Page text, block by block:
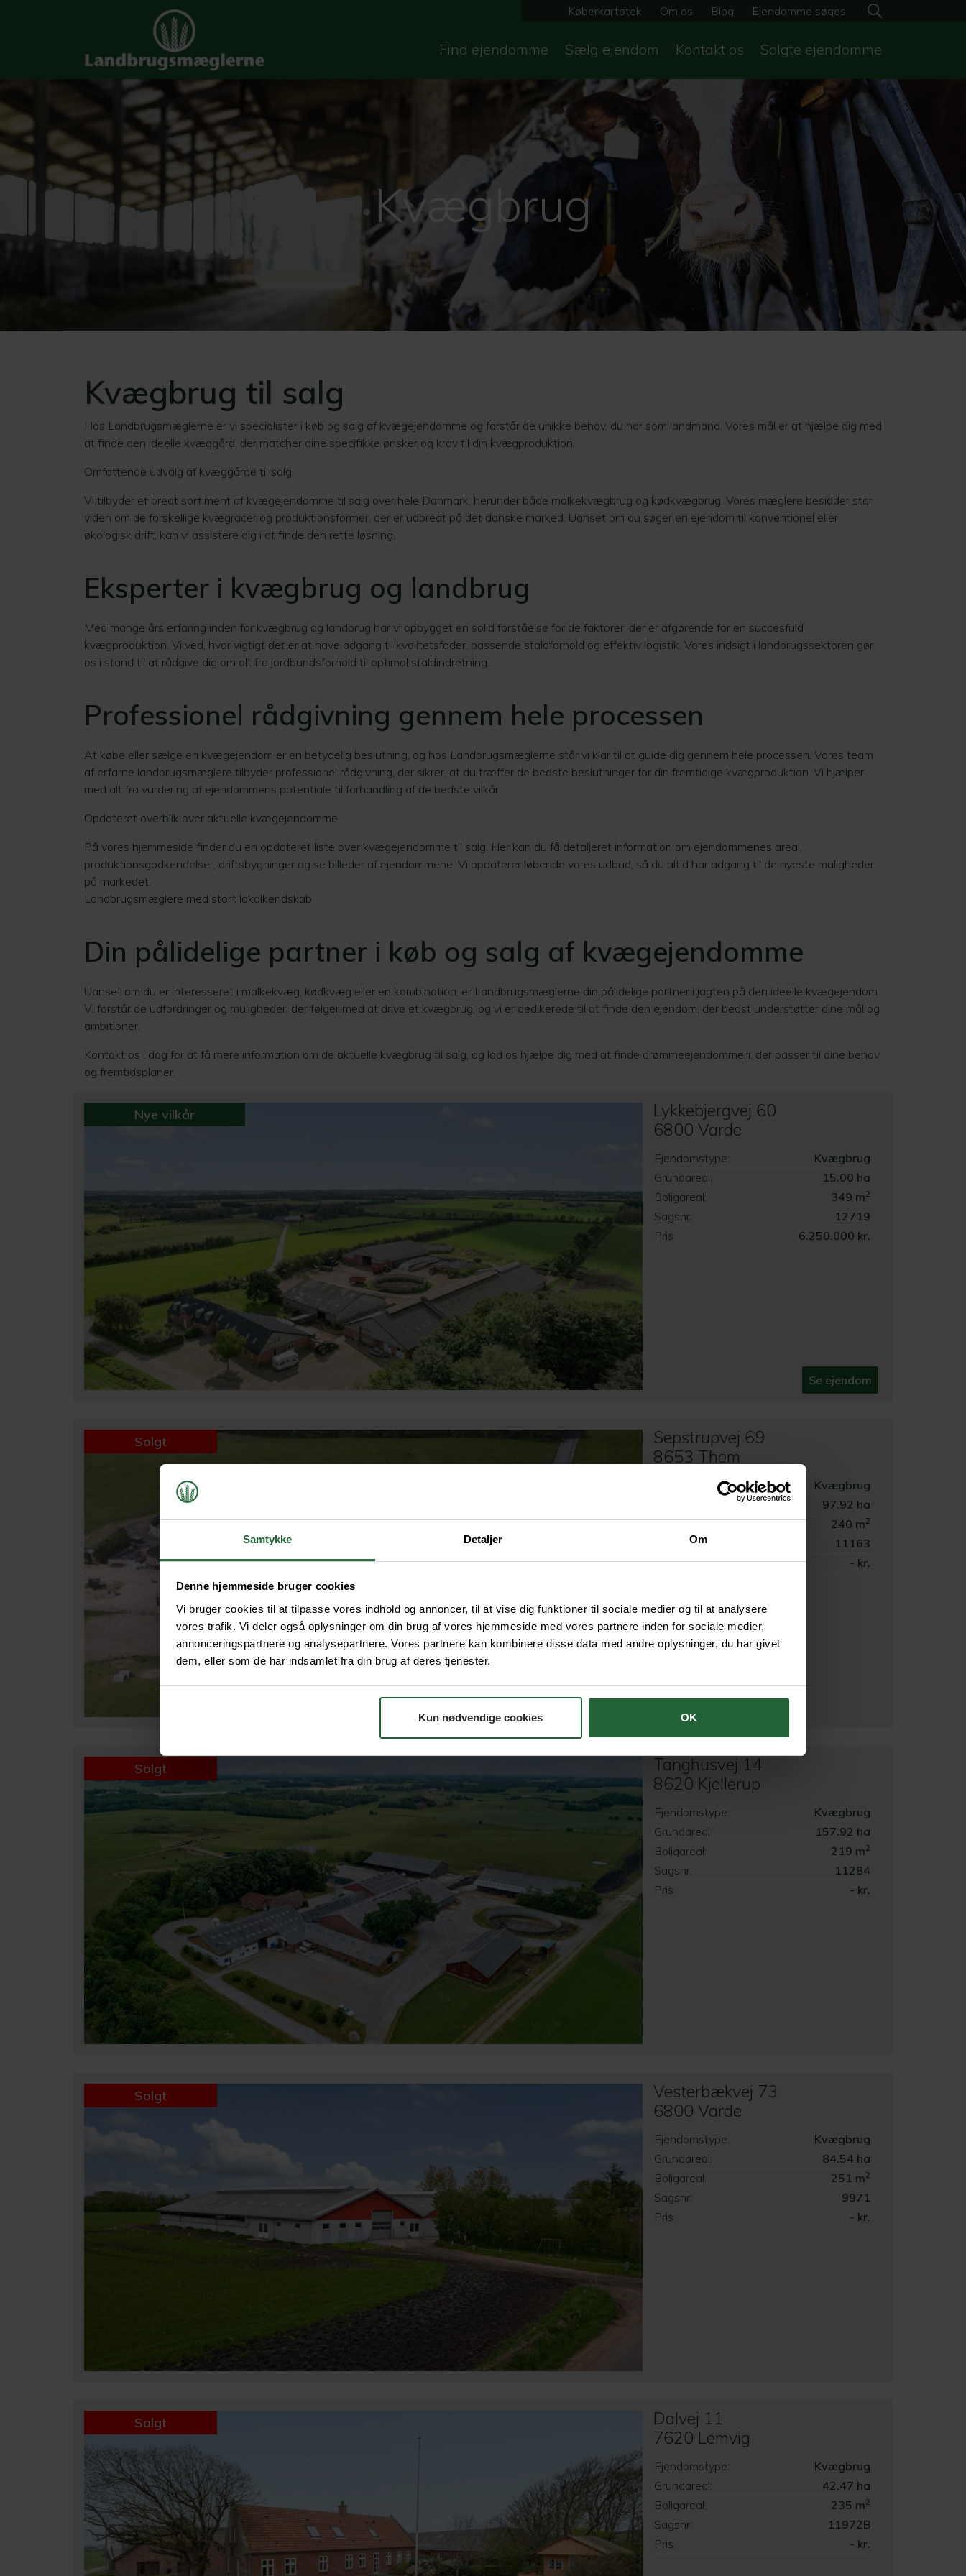
Samtykke Detaljer Om
Denne hjemmeside bruger cookies
Vi bruger cookies til at tilpasse vores indhold og annoncer, til at vise dig funktioner til sociale medier og til at analysere
vores trafik. Vi deler også oplysninger om din brug af vores hjemmeside med vores partnere inden for sociale medier,
annonceringspartnere og analysepartnere. Vores partnere kan kombinere disse data med andre oplysninger, du har givet
dem, eller som de har indsamlet fra din brug af deres tjenester.
Kun nødvendige cookies OK
Køberkartotek Om os Blog Ejendomme søges
Find ejendomme Sælg ejendom Kontakt os Solgte ejendomme
Kvægbrug
Kvægbrug til salg
Hos Landbrugsmæglerne er vi specialister i køb og salg af kvægejendomme og forstår de unikke behov, du har som landmand. Vores mål er at hjælpe dig med
at finde den ideelle kvæggård, der matcher dine specifikke ønsker og krav til din kvægproduktion.​
Omfattende udvalg af kvæggårde til salg
Vi tilbyder et bredt sortiment af kvægejendomme til salg over hele Danmark, herunder både malkekvægbrug og kødkvægbrug. Vores mæglere besidder stor
viden om de forskellige kvægracer og produktionsformer, der er udbredt på det danske marked. Uanset om du søger en ejendom til konventionel eller
økologisk drift, kan vi assistere dig i at finde den rette løsning.
Eksperter i kvægbrug og landbrug
Med mange års erfaring inden for kvægbrug og landbrug har vi opbygget en solid forståelse for de faktorer, der er afgørende for en succesfuld
kvægproduktion. Vi ved, hvor vigtigt det er at have adgang til kvalitetsfoder, passende staldforhold og effektiv logistik. Vores indsigt i landbrugssektoren gør
os i stand til at rådgive dig om alt fra jordbundsforhold til optimal staldindretning.
Professionel rådgivning gennem hele processen
At købe eller sælge en kvægejendom er en betydelig beslutning, og hos Landbrugsmæglerne står vi klar til at guide dig gennem hele processen. Vores team
af erfarne landbrugsmæglere tilbyder professionel rådgivning, der sikrer, at du træffer de bedste beslutninger for din fremtidige kvægproduktion. Vi hjælper
med alt fra vurdering af ejendommens potentiale til forhandling af de bedste vilkår.​
Opdateret overblik over aktuelle kvægejendomme
På vores hjemmeside finder du en opdateret liste over kvægejendomme til salg. Her kan du få detaljeret information om ejendommenes areal,
produktionsgodkendelser, driftsbygninger og se billeder af ejendommene. Vi opdaterer løbende vores udbud, så du altid har adgang til de nyeste muligheder
på markedet.​
Landbrugsmæglere med stort lokalkendskab
Din pålidelige partner i køb og salg af kvægejendomme
Uanset om du er interesseret i malkekvæg, kødkvæg eller en kombination, er Landbrugsmæglerne din pålidelige partner i jagten på den ideelle kvægejendom.
Vi forstår de udfordringer og muligheder, der følger med at drive et kvægbrug, og vi er dedikerede til at finde den ejendom, der bedst understøtter dine mål og
ambitioner.​
Kontakt os i dag for at få mere information om de aktuelle kvægbrug til salg, og lad os hjælpe dig med at finde drømmeejendommen, der passer til dine behov
og fremtidsplaner.
Nye vilkår
Lykkebjergvej 60
6800 Varde
Ejendomstype:
Kvægbrug
Grundareal:
15.00 ha
Boligareal:
349 m2
Sagsnr:
12719
Pris
6.250.000 kr.
Se ejendom
Solgt
Sepstrupvej 69
8653 Them
Ejendomstype:
Kvægbrug
97.92 ha
Boligareal:
240 m2
Sagsnr:
11163
Pris:
- kr.
Solgt
Tanghusvej 14
8620 Kjellerup
Ejendomstype:
Kvægbrug
Grundareal:
157.92 ha
Boligareal:
219 m2
Sagsnr:
11284
Pris:
- kr.
Solgt
Vesterbækvej 73
6800 Varde
Ejendomstype:
Kvægbrug
Grundareal:
84.54 ha
Boligareal:
251 m2
Sagsnr:
9971
Pris:
- kr.
Solgt
Dalvej 11
7620 Lemvig
Ejendomstype:
Kvægbrug
Grundareal:
42.47 ha
Boligareal:
235 m2
Sagsnr:
11972B
Pris:
- kr.